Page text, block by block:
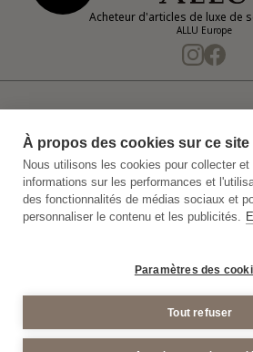
Acheteur d'articles de luxe de
ALLU Europe
Politique de confidentialité de
Plan du Site
© 2011-2026 ALLU
À propos des cookies sur ce site
Nous utilisons les cookies pour collecter et
informations sur les performances et
des fonctionnalités de médias sociaux et
personnaliser le contenu et les publicités.
Paramètres des
Tout refuser